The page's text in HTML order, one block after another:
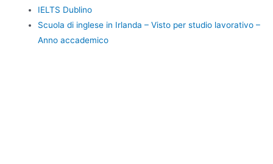
IELTS Dublino
Scuola di inglese in Irlanda – Visto per studio lavorativo –
Anno accademico